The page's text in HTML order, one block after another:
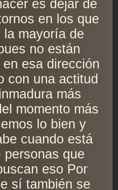
es dejar de
en los que
la mayoría de
no están
esa dirección
con una actitud
más
momento más
lo bien y
cuando está
personas que
eso Por
sí también se